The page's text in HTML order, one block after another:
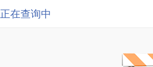
正在查询中